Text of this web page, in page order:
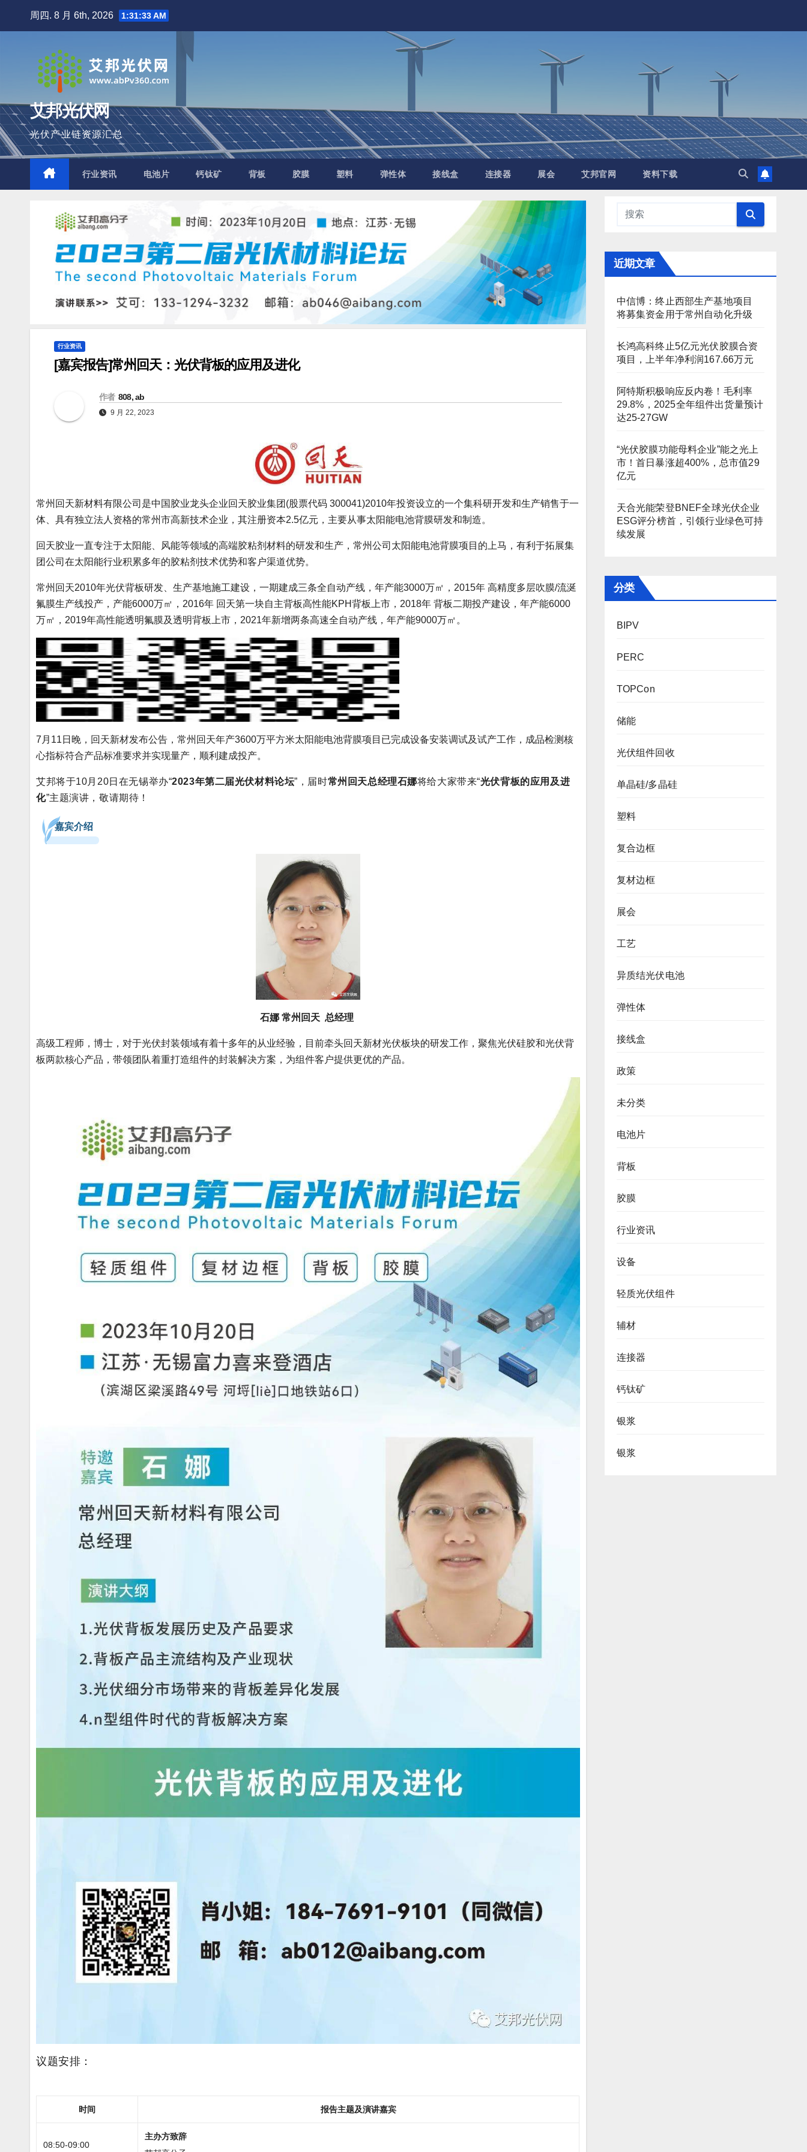
周四. 8 月 6th, 2026 1:31:34 AM
艾邦光伏网
光伏产业链资源汇总
行业资讯 电池片 钙钛矿 背板 胶膜 塑料 弹性体 接线盒 连接器 展会 艾邦官网 资料下载
行业资讯
[嘉宾报告]常州回天：光伏背板的应用及进化
作者 808, ab
9 月 22, 2023
常州回天新材料有限公司是中国胶业龙头企业回天胶业集团(股票代码 300041)2010年投资设立的一个集科研开发和生产销售于一
体、具有独立法人资格的常州市高新技术企业，其注册资本2.5亿元，主要从事太阳能电池背膜研发和制造。
回天胶业一直专注于太阳能、风能等领域的高端胶粘剂材料的研发和生产，常州公司太阳能电池背膜项目的上马，有利于拓展集
团公司在太阳能行业积累多年的胶粘剂技术优势和客户渠道优势。
常州回天2010年光伏背板研发、生产基地施工建设，一期建成三条全自动产线，年产能3000万㎡，2015年 高精度多层吹膜/流涎
氟膜生产线投产，产能6000万㎡，2016年 回天第一块自主背板高性能KPH背板上市，2018年 背板二期投产建设，年产能6000
万㎡，2019年高性能透明氟膜及透明背板上市，2021年新增两条高速全自动产线，年产能9000万㎡。
7月11日晚，回天新材发布公告，常州回天年产3600万平方米太阳能电池背膜项目已完成设备安装调试及试产工作，成品检测核
心指标符合产品标准要求并实现量产，顺利建成投产。
艾邦将于10月20日在无锡举办“2023年第二届光伏材料论坛” ，届时常州回天总经理石娜将给大家带来“光伏背板的应用及进
化”主题演讲，敬请期待！
嘉宾介绍
石娜 常州回天 总经理
高级工程师，博士，对于光伏封装领域有着十多年的从业经验，目前牵头回天新材光伏板块的研发工作，聚焦光伏硅胶和光伏背
板两款核心产品，带领团队着重打造组件的封装解决方案，为组件客户提供更优的产品。
议题安排：
时间 报告主题及演讲嘉宾
08:50-09:00
主办方致辞
近期文章
中信博：终止西部生产基地项目
将募集资金用于常州自动化升级
长鸿高科终止5亿元光伏胶膜合资
项目，上半年净利润167.66万元
阿特斯积极响应反内卷！毛利率
29.8%，2025全年组件出货量预计
达25-27GW
“光伏胶膜功能母料企业”能之光上
市！首日暴涨超400%，总市值29
亿元
天合光能荣登BNEF全球光伏企业
ESG评分榜首，引领行业绿色可持
续发展
分类
BIPV
PERC
TOPCon
储能
光伏组件回收
单晶硅/多晶硅
塑料
复合边框
复材边框
展会
工艺
异质结光伏电池
弹性体
接线盒
政策
未分类
电池片
背板
胶膜
行业资讯
设备
轻质光伏组件
辅材
连接器
钙钛矿
银浆
银浆